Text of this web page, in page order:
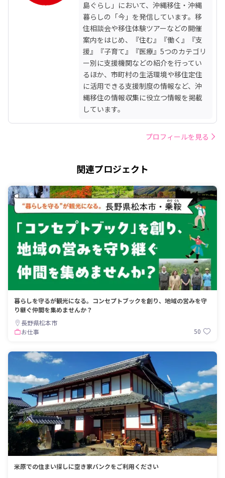
島ぐらし」において、沖縄移住・沖縄
暮らしの「今」を発信しています。移
住相談会や移住体験ツアーなどの開催
案内をはじめ、『住む』『働く』『支
援』『子育て』『医療』5つのカテゴリ
ー別に支援機関などの紹介を行ってい
るほか、市町村の生活環境や移住定住
に活用できる支援制度の情報など、沖
縄移住の情報収集に役立つ情報を掲載
しています。
プロフィールを見る
関連プロジェクト
暮らしを守るが観光になる。コンセプトブックを創り、地域の営みを守
り継ぐ仲間を集めませんか？
長野県松本市
お仕事
50
米原での住まい探しに空き家バンクをご利用ください